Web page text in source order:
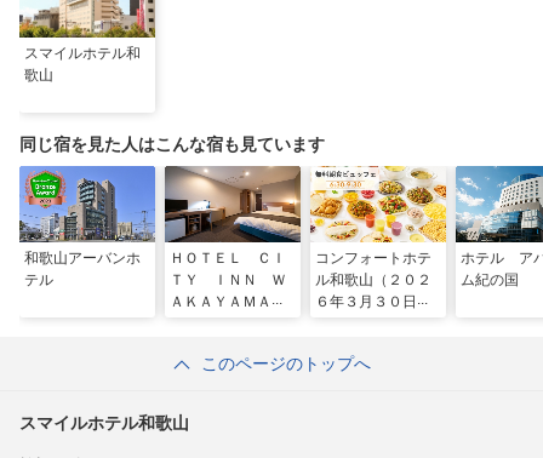
スマイルホテル和
歌山
同じ宿を見た人はこんな宿も見ています
和歌山アーバンホ
テル
ＨＯＴＥＬ ＣＩ
ＴＹ ＩＮＮ Ｗ
ＡＫＡＹＡＭＡ
コンフォートホテ
ル和歌山（２０２
６年３月３０日
ホテル ア
ム紀の国
このページのトップへ
スマイルホテル和歌山